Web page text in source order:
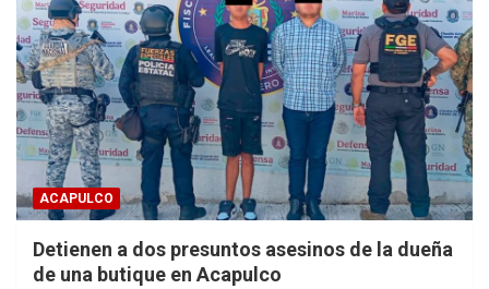
ACAPULCO
Detienen a dos presuntos asesinos de la dueña
de una butique en Acapulco